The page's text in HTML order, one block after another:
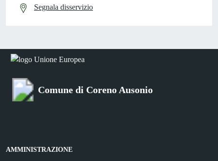
Segnala disservizio
Comune di Coreno Ausonio
AMMINISTRAZIONE